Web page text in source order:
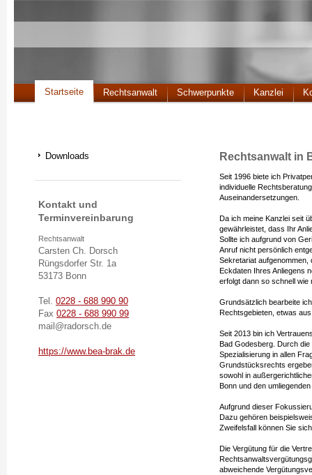
Startseite Rechtsanwalt Schwerpunkte Kanzlei
Downloads
Kontakt und
Terminvereinbarung
Rechtsanwalt
Carsten Ch. Dorsch
Rüngsdorfer Str. 1a
53173 Bonn
Tel. 0228 - 688 990 90
Fax 0228 - 688 990 99
mail@radorsch.de
https://www.bea-brak.de
Rechtsanwalt in
Seit 1996 biete ich
individuelle
Auseinandersetzungen.
Da ich meine Kanzlei seit
gewährleistet, dass Ihr
Sollte ich aufgrund von
Anruf nicht persönlich
Sekretariat aufgenommen,
Eckdaten Ihres Anliegens
erfolgt dann so schnell wie
Grundsätzlich bearbeite
Rechtsgebieten, etwas
Seit 2013 bin ich
Bad Godesberg. Durch
Spezialisierung in allen
Grundstücksrechts
sowohl in
Bonn und den
Aufgrund dieser
Dazu gehören
Zweifelsfall können Sie
Die Vergütung für die
abweichende